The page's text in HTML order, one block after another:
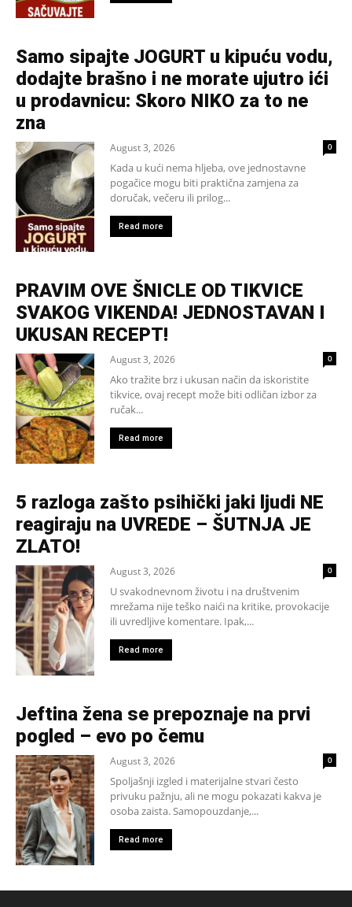
Samo sipajte JOGURT u kipuću vodu,
dodajte brašno i ne morate ujutro ići
u prodavnicu: Skoro NIKO za to ne
zna
August 3, 2026 0
Kada u kući nema hljeba, ove jednostavne
pogačice mogu biti praktična zamjena za
doručak, večeru ili prilog...
Read more
PRAVIM OVE ŠNICLE OD TIKVICE
SVAKOG VIKENDA! JEDNOSTAVAN I
UKUSAN RECEPT!
August 3, 2026 0
Ako tražite brz i ukusan način da iskoristite
tikvice, ovaj recept može biti odličan izbor za
ručak...
Read more
5 razloga zašto psihički jaki ljudi NE
reagiraju na UVREDE – ŠUTNJA JE
ZLATO!
August 3, 2026 0
U svakodnevnom životu i na društvenim
mrežama nije teško naići na kritike, provokacije
ili uvredljive komentare. Ipak,...
Read more
Jeftina žena se prepoznaje na prvi
pogled – evo po čemu
August 3, 2026 0
Spoljašnji izgled i materijalne stvari često
privuku pažnju, ali ne mogu pokazati kakva je
osoba zaista. Samopouzdanje,...
Read more